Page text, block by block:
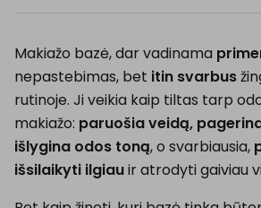
Makiažo bazė, dar vadinama
nepastebimas, bet itin svarbus
rutinoje. Ji veikia kaip tiltas tarp
makiažo: paruošia veidą,
išlygina odos toną, o svarbiausia,
išsilaikyti ilgiauir atrodyti gaiviau